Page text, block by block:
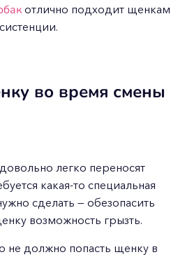
отлично подходит щенкам
во время смены
легко переносят
какая-то специальная
сделать — обезопасить
возможность грызть.
не должно попасть щенку в